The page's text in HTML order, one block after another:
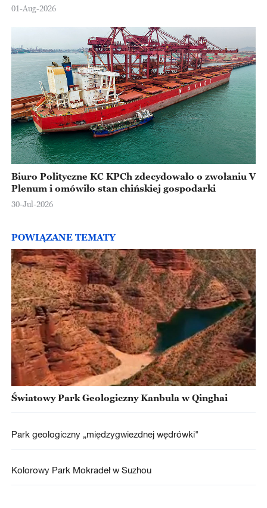
Europejskiej
01-Aug-2026
Biuro Polityczne KC KPCh zdecydowało o zwołaniu V
Plenum i omówiło stan chińskiej gospodarki
30-Jul-2026
POWIĄZANE TEMATY
Światowy Park Geologiczny Kanbula w Qinghai
Park geologiczny „międzygwiezdnej wędrówki"
Kolorowy Park Mokradeł w Suzhou